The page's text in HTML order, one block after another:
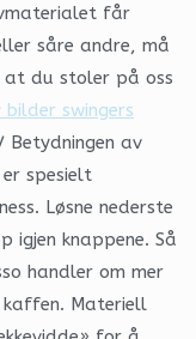
får
såre andre, må
at du stoler på oss
swingers
Betydningen av
spesielt
Løsne nederste
igjen knappene. Så
handler om mer
kaffen. Materiell